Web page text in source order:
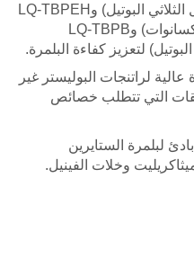
البوتيل) و LQ-TBPEH
LQ-TBPB
لتعزيز كفاءة البلمرة.
لراتنجات البوليستر غير
التي تتطلب خصائص
لبلمرة الستايرين
وخلات الفينيل.